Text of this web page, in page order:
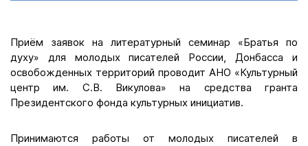
Приём заявок на литературный семинар «Братья по
духу» для молодых писателей России, Донбасса и
освобожденных территорий проводит АНО «Культурный
центр им. С.В. Викулова» на средства гранта
Президентского фонда культурных инициатив.
Принимаются работы от молодых писателей в